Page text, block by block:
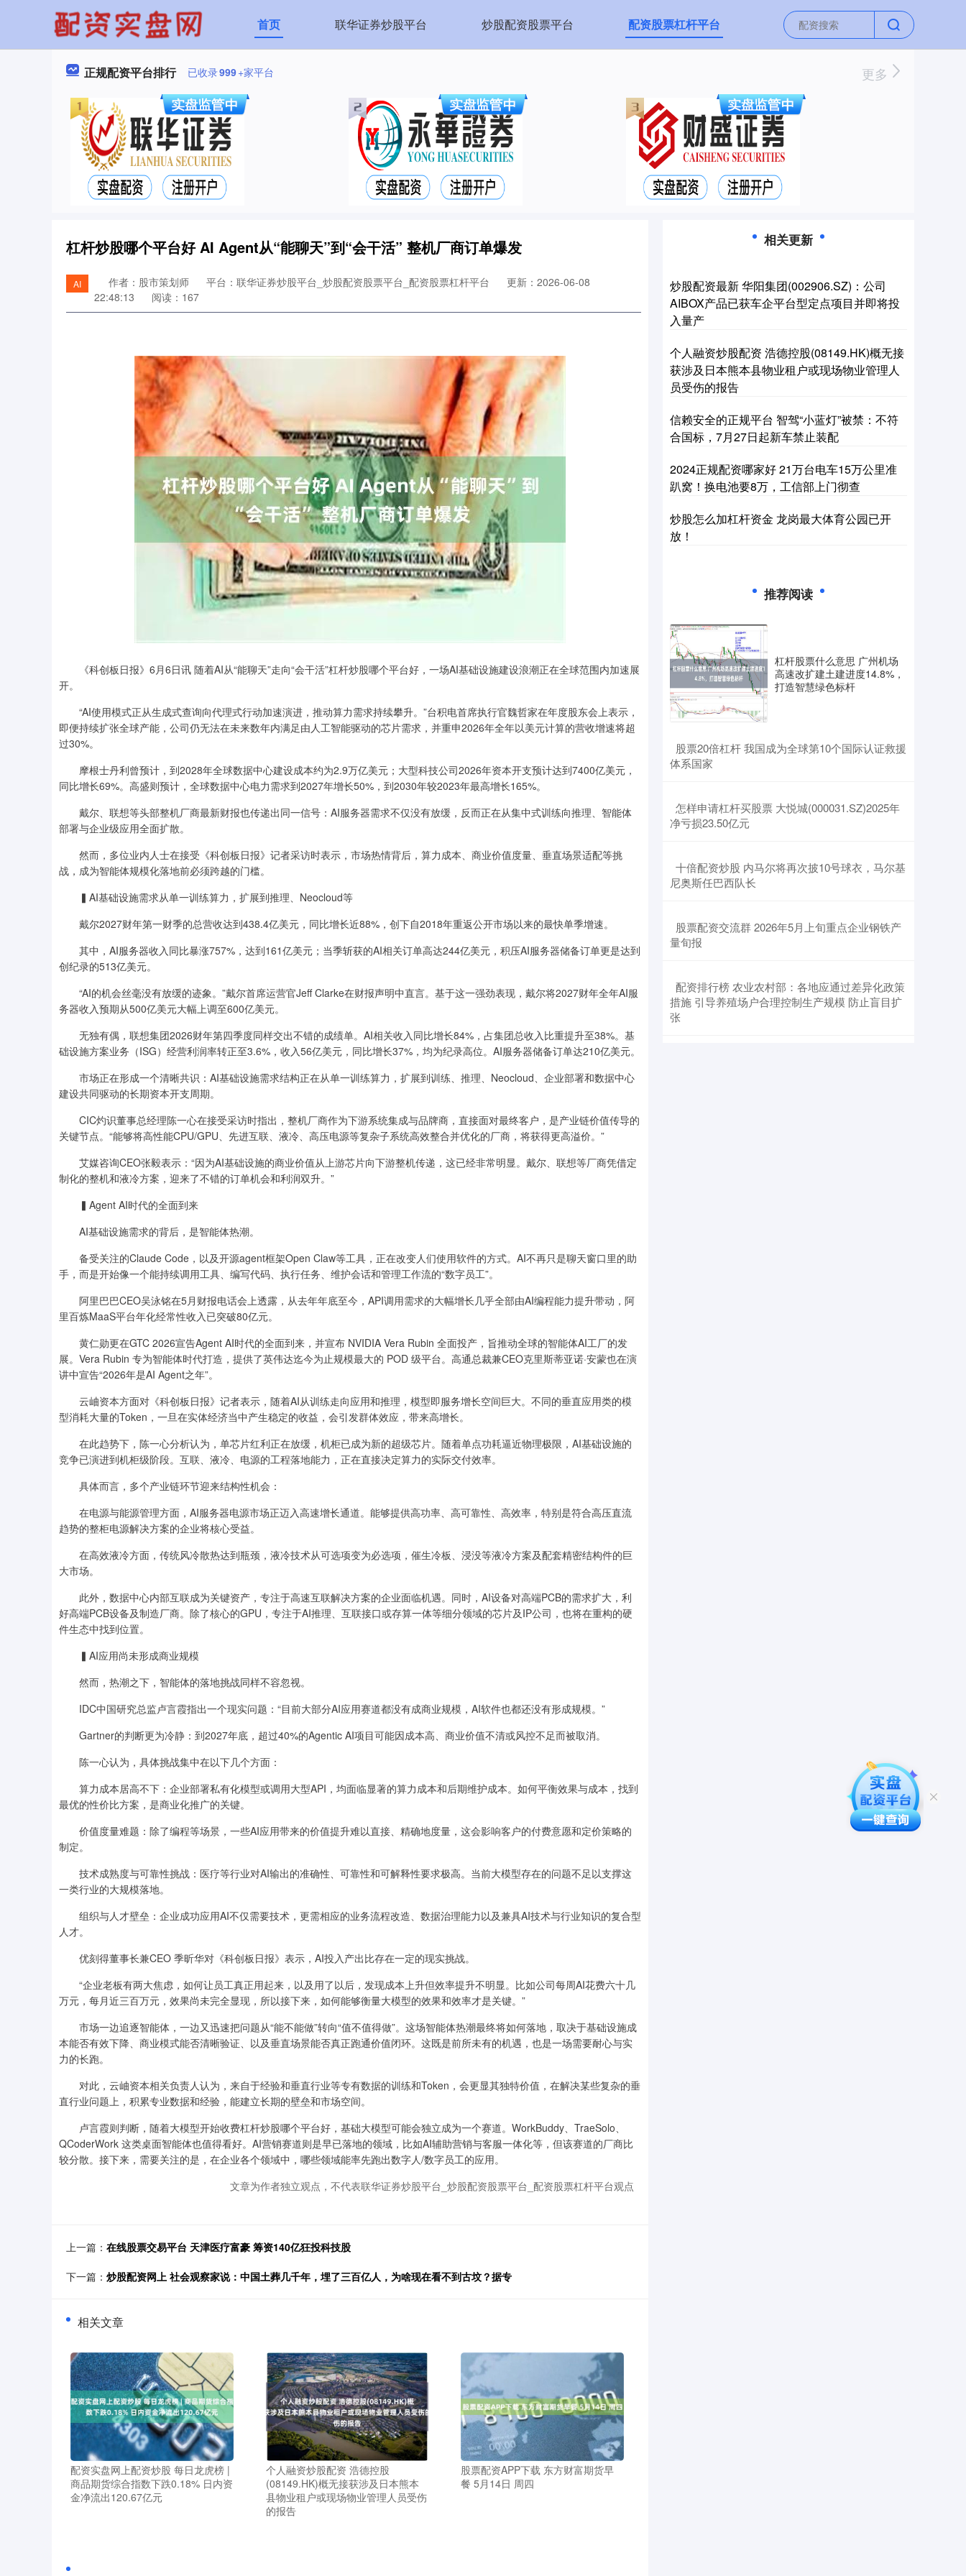
首页 联华证券炒股平台 炒股配资股票平台 配资股票杠杆平台
正规配资平台排行 已收录999+家平台 更多
杠杆炒股哪个平台好 AI Agent从“能聊天”到“会干活” 整机厂商订单爆发
AI 作者：股市策划师 平台：联华证券炒股平台_炒股配资股票平台_配资股票杠杆平台
更新：2026-06-08
22:48:13
阅读：167
《科创板日报》6月6日讯 随着AI从“能聊天”走向“会干活”杠杆炒股哪个平台好，一场AI基础设施建设浪潮正在全球范围内加速展
开。
“AI使用模式正从生成式查询向代理式行动加速演进，推动算力需求持续攀升。”台积电首席执行官魏哲家在年度股东会上表示，
即便持续扩张全球产能，公司仍无法在未来数年内满足由人工智能驱动的芯片需求，并重申2026年全年以美元计算的营收增速将超
过30%。
摩根士丹利曾预计，到2028年全球数据中心建设成本约为2.9万亿美元；大型科技公司2026年资本开支预计达到7400亿美元，
同比增长69%。高盛则预计，全球数据中心电力需求到2027年增长50%，到2030年较2023年最高增长165%。
戴尔、联想等头部整机厂商最新财报也传递出同一信号：AI服务器需求不仅没有放缓，反而正在从集中式训练向推理、智能体
部署与企业级应用全面扩散。
然而，多位业内人士在接受《科创板日报》记者采访时表示，市场热情背后，算力成本、商业价值度量、垂直场景适配等挑
战，成为智能体规模化落地前必须跨越的门槛。
▍AI基础设施需求从单一训练算力，扩展到推理、Neocloud等
戴尔2027财年第一财季的总营收达到438.4亿美元，同比增长近88%，创下自2018年重返公开市场以来的最快单季增速。
其中，AI服务器收入同比暴涨757%，达到161亿美元；当季斩获的AI相关订单高达244亿美元，积压AI服务器储备订单更是达到
创纪录的513亿美元。
“AI的机会丝毫没有放缓的迹象。”戴尔首席运营官Jeff Clarke在财报声明中直言。基于这一强劲表现，戴尔将2027财年全年AI服
务器收入预期从500亿美元大幅上调至600亿美元。
无独有偶，联想集团2026财年第四季度同样交出不错的成绩单。AI相关收入同比增长84%，占集团总收入比重提升至38%。基
础设施方案业务（ISG）经营利润率转正至3.6%，收入56亿美元，同比增长37%，均为纪录高位。AI服务器储备订单达210亿美元。
市场正在形成一个清晰共识：AI基础设施需求结构正在从单一训练算力，扩展到训练、推理、Neocloud、企业部署和数据中心
建设共同驱动的长期资本开支周期。
CIC灼识董事总经理陈一心在接受采访时指出，整机厂商作为下游系统集成与品牌商，直接面对最终客户，是产业链价值传导的
关键节点。“能够将高性能CPU/GPU、先进互联、液冷、高压电源等复杂子系统高效整合并优化的厂商，将获得更高溢价。”
艾媒咨询CEO张毅表示：“因为AI基础设施的商业价值从上游芯片向下游整机传递，这已经非常明显。戴尔、联想等厂商凭借定
制化的整机和液冷方案，迎来了不错的订单机会和利润双升。”
▍Agent AI时代的全面到来
AI基础设施需求的背后，是智能体热潮。
备受关注的Claude Code，以及开源agent框架Open Claw等工具，正在改变人们使用软件的方式。AI不再只是聊天窗口里的助
手，而是开始像一个能持续调用工具、编写代码、执行任务、维护会话和管理工作流的“数字员工”。
阿里巴巴CEO吴泳铭在5月财报电话会上透露，从去年年底至今，API调用需求的大幅增长几乎全部由AI编程能力提升带动，阿
里百炼MaaS平台年化经常性收入已突破80亿元。
黄仁勋更在GTC 2026宣告Agent AI时代的全面到来，并宣布 NVIDIA Vera Rubin 全面投产，旨推动全球的智能体AI工厂的发
展。Vera Rubin 专为智能体时代打造，提供了英伟达迄今为止规模最大的 POD 级平台。高通总裁兼CEO克里斯蒂亚诺·安蒙也在演
讲中宣告“2026年是AI Agent之年”。
云岫资本方面对《科创板日报》记者表示，随着AI从训练走向应用和推理，模型即服务增长空间巨大。不同的垂直应用类的模
型消耗大量的Token，一旦在实体经济当中产生稳定的收益，会引发群体效应，带来高增长。
在此趋势下，陈一心分析认为，单芯片红利正在放缓，机柜已成为新的超级芯片。随着单点功耗逼近物理极限，AI基础设施的
竞争已演进到机柜级阶段。互联、液冷、电源的工程落地能力，正在直接决定算力的实际交付效率。
具体而言，多个产业链环节迎来结构性机会：
在电源与能源管理方面，AI服务器电源市场正迈入高速增长通道。能够提供高功率、高可靠性、高效率，特别是符合高压直流
趋势的整柜电源解决方案的企业将核心受益。
在高效液冷方面，传统风冷散热达到瓶颈，液冷技术从可选项变为必选项，催生冷板、浸没等液冷方案及配套精密结构件的巨
大市场。
此外，数据中心内部互联成为关键资产，专注于高速互联解决方案的企业面临机遇。同时，AI设备对高端PCB的需求扩大，利
好高端PCB设备及制造厂商。除了核心的GPU，专注于AI推理、互联接口或存算一体等细分领域的芯片及IP公司，也将在重构的硬
件生态中找到位置。
▍AI应用尚未形成商业规模
然而，热潮之下，智能体的落地挑战同样不容忽视。
IDC中国研究总监卢言霞指出一个现实问题：“目前大部分AI应用赛道都没有成商业规模，AI软件也都还没有形成规模。”
Gartner的判断更为冷静：到2027年底，超过40%的Agentic AI项目可能因成本高、商业价值不清或风控不足而被取消。
陈一心认为，具体挑战集中在以下几个方面：
算力成本居高不下：企业部署私有化模型或调用大型API，均面临显著的算力成本和后期维护成本。如何平衡效果与成本，找到
最优的性价比方案，是商业化推广的关键。
价值度量难题：除了编程等场景，一些AI应用带来的价值提升难以直接、精确地度量，这会影响客户的付费意愿和定价策略的
制定。
技术成熟度与可靠性挑战：医疗等行业对AI输出的准确性、可靠性和可解释性要求极高。当前大模型存在的问题不足以支撑这
一类行业的大规模落地。
组织与人才壁垒：企业成功应用AI不仅需要技术，更需相应的业务流程改造、数据治理能力以及兼具AI技术与行业知识的复合型
人才。
优刻得董事长兼CEO 季昕华对《科创板日报》表示，AI投入产出比存在一定的现实挑战。
“企业老板有两大焦虑，如何让员工真正用起来，以及用了以后，发现成本上升但效率提升不明显。比如公司每周AI花费六十几
万元，每月近三百万元，效果尚未完全显现，所以接下来，如何能够衡量大模型的效果和效率才是关键。”
市场一边追逐智能体，一边又迅速把问题从“能不能做”转向“值不值得做”。这场智能体热潮最终将如何落地，取决于基础设施成
本能否有效下降、商业模式能否清晰验证、以及垂直场景能否真正跑通价值闭环。这既是前所未有的机遇，也是一场需要耐心与实
力的长跑。
对此，云岫资本相关负责人认为，来自于经验和垂直行业等专有数据的训练和Token，会更显其独特价值，在解决某些复杂的垂
直行业问题上，积累专业数据和经验，能建立长期的壁垒和市场空间。
卢言霞则判断，随着大模型开始收费杠杆炒股哪个平台好，基础大模型可能会独立成为一个赛道。WorkBuddy、TraeSolo、
QCoderWork 这类桌面智能体也值得看好。AI营销赛道则是早已落地的领域，比如AI辅助营销与客服一体化等，但该赛道的厂商比
较分散。接下来，需要关注的是，在企业各个领域中，哪些领域能率先跑出数字人/数字员工的应用。
文章为作者独立观点，不代表联华证券炒股平台_炒股配资股票平台_配资股票杠杆平台观点
上一篇： 在线股票交易平台 天津医疗富豪 筹资140亿狂投科技股
下一篇： 炒股配资网上 社会观察家说：中国土葬几千年，埋了三百亿人，为啥现在看不到古坟？据专
相关文章
配资实盘网上配资炒股 每日龙虎榜 |
商品期货综合指数下跌0.18% 日内资
金净流出120.67亿元
个人融资炒股配资 浩德控股
(08149.HK)概无接获涉及日本熊本
县物业租户或现场物业管理人员受伤
的报告
股票配资APP下载 东方财富期货早
餐 5月14日 周四
相关更新
炒股配资最新 华阳集团(002906.SZ)：公司
AIBOX产品已获车企平台型定点项目并即将投
入量产
个人融资炒股配资 浩德控股(08149.HK)概无接
获涉及日本熊本县物业租户或现场物业管理人
员受伤的报告
信赖安全的正规平台 智驾“小蓝灯”被禁：不符
合国标，7月27日起新车禁止装配
2024正规配资哪家好 21万台电车15万公里准
趴窝！换电池要8万，工信部上门彻查
炒股怎么加杠杆资金 龙岗最大体育公园已开
放！
推荐阅读
杠杆股票什么意思 广州机场
高速改扩建土建进度14.8%，
打造智慧绿色标杆
​股票20倍杠杆 我国成为全球第10个国际认证救援
体系国家
​怎样申请杠杆买股票 大悦城(000031.SZ)2025年
净亏损23.50亿元
​十倍配资炒股 内马尔将再次披10号球衣，马尔基
尼奥斯任巴西队长
​股票配资交流群 2026年5月上旬重点企业钢铁产
量旬报
​配资排行榜 农业农村部：各地应通过差异化政策
措施 引导养殖场户合理控制生产规模 防止盲目扩
张